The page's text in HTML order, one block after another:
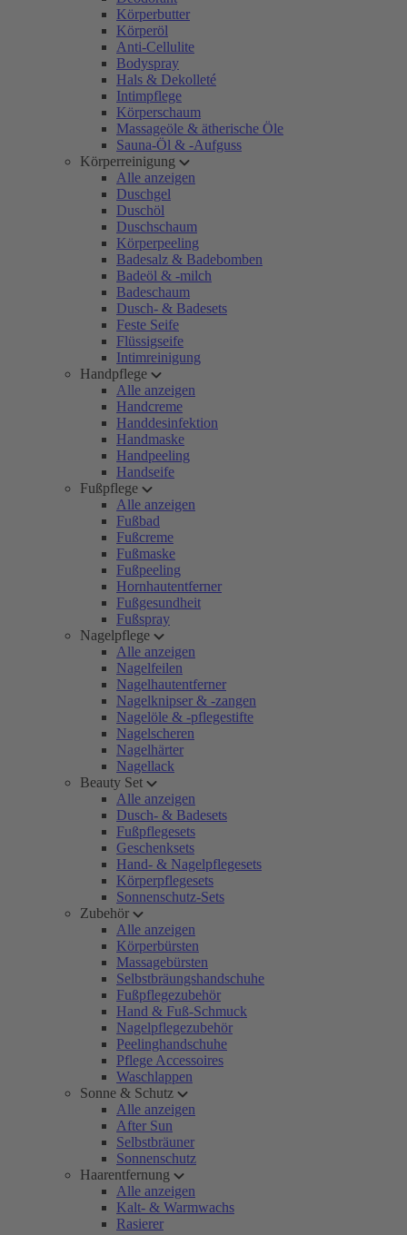
Körperbutter
Körperöl
Anti-Cellulite
Bodyspray
Hals & Dekolleté
Intimpflege
Körperschaum
Massageöle & ätherische Öle
Sauna-Öl & -Aufguss
Körperreinigung
Alle anzeigen
Duschgel
Duschöl
Duschschaum
Körperpeeling
Badesalz & Badebomben
Badeöl & -milch
Badeschaum
Dusch- & Badesets
Feste Seife
Flüssigseife
Intimreinigung
Handpflege
Alle anzeigen
Handcreme
Handdesinfektion
Handmaske
Handpeeling
Handseife
Fußpflege
Alle anzeigen
Fußbad
Fußcreme
Fußmaske
Fußpeeling
Hornhautentferner
Fußgesundheit
Fußspray
Nagelpflege
Alle anzeigen
Nagelfeilen
Nagelhautentferner
Nagelknipser & -zangen
Nagelöle & -pflegestifte
Nagelscheren
Nagelhärter
Nagellack
Beauty Set
Alle anzeigen
Dusch- & Badesets
Fußpflegesets
Geschenksets
Hand- & Nagelpflegesets
Körperpflegesets
Sonnenschutz-Sets
Zubehör
Alle anzeigen
Körperbürsten
Massagebürsten
Selbstbräungshandschuhe
Fußpflegezubehör
Hand & Fuß-Schmuck
Nagelpflegezubehör
Peelinghandschuhe
Pflege Accessoires
Waschlappen
Sonne & Schutz
Alle anzeigen
After Sun
Selbstbräuner
Sonnenschutz
Haarentfernung
Alle anzeigen
Kalt- & Warmwachs
Rasierer